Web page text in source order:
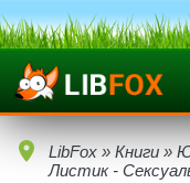
LibFox » Книги »
Листик -